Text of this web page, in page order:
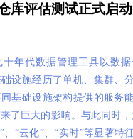
库评估测试正式启动
十年代数据管理工具以数
设施经历了单机、集群、
基础设施架构提供的服务
了巨大的影响。与此同时
、“云化”、“实时”等显著特